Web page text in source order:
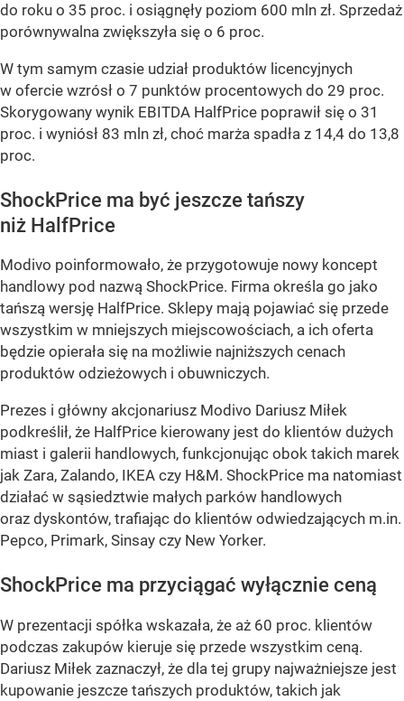
do roku o 35 proc. i osiągnęły poziom 600 mln zł. Sprzedaż
porównywalna zwiększyła się o 6 proc.
W tym samym czasie udział produktów licencyjnych
w ofercie wzrósł o 7 punktów procentowych do 29 proc.
Skorygowany wynik EBITDA HalfPrice poprawił się o 31
proc. i wyniósł 83 mln zł, choć marża spadła z 14,4 do 13,8
proc.
ShockPrice ma być jeszcze tańszy
niż HalfPrice
Modivo poinformowało, że przygotowuje nowy koncept
handlowy pod nazwą ShockPrice. Firma określa go jako
tańszą wersję HalfPrice. Sklepy mają pojawiać się przede
wszystkim w mniejszych miejscowościach, a ich oferta
będzie opierała się na możliwie najniższych cenach
produktów odzieżowych i obuwniczych.
Prezes i główny akcjonariusz Modivo Dariusz Miłek
podkreślił, że HalfPrice kierowany jest do klientów dużych
miast i galerii handlowych, funkcjonując obok takich marek
jak Zara, Zalando, IKEA czy H&M. ShockPrice ma natomiast
działać w sąsiedztwie małych parków handlowych
oraz dyskontów, trafiając do klientów odwiedzających m.in.
Pepco, Primark, Sinsay czy New Yorker.
ShockPrice ma przyciągać wyłącznie ceną
W prezentacji spółka wskazała, że aż 60 proc. klientów
podczas zakupów kieruje się przede wszystkim ceną.
Dariusz Miłek zaznaczył, że dla tej grupy najważniejsze jest
kupowanie jeszcze tańszych produktów, takich jak